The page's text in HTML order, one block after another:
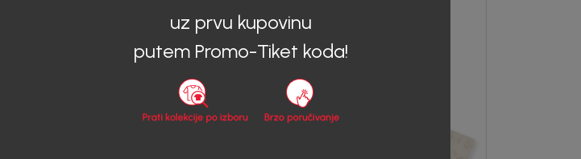
uz prvu kupovinu
putem Promo-Tiket koda!